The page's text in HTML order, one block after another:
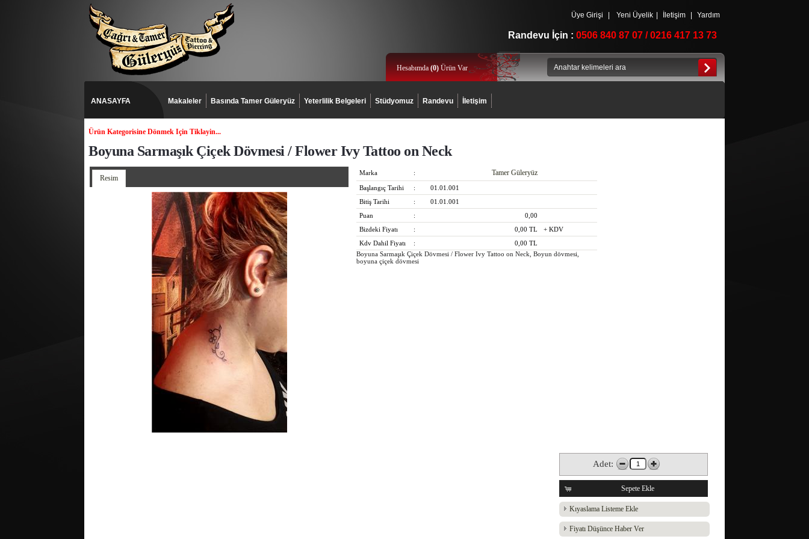
Üye Girişi Yeni Üyelik İletişim Yardım
Randevu İçin : 0506 840 87 07 / 0216 417 13 73
Hesabımda(0) Ürün Var
ANASAYFA Makaleler Basında Tamer Güleryüz Yeterlilik Belgeleri Stüdyomuz Randevu İletişim
Ürün Kategorisine Dönmek Için Tiklayin...
Boyuna Sarmaşık Çiçek Dövmesi / Flower Ivy Tattoo on Neck
Resim
Marka : Tamer Güleryüz
Başlangıç Tarihi :
01.01.001
Bitiş Tarihi
:
01.01.001
Puan
:
0,00
Bizdeki Fiyatı
: 0,00 TL
+ KDV
Kdv Dahil Fiyatı
: 0,00 TL
Boyuna Sarmaşık Çiçek Dövmesi / Flower Ivy Tattoo on Neck, Boyun dövmesi,
boyuna çiçek dövmesi
Adet:
Sepete Ekle
Kıyaslama Listeme Ekle
Fiyatı Düşünce Haber Ver